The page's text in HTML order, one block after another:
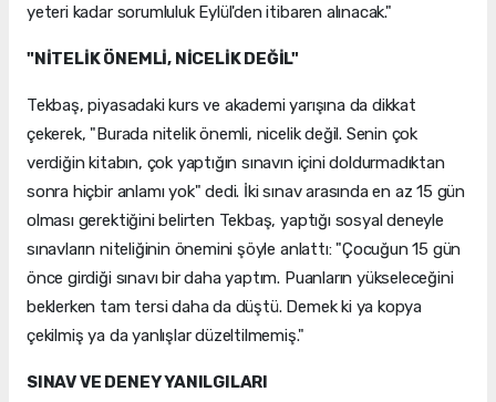
yeteri kadar sorumluluk Eylül'den itibaren alınacak."
"NİTELİK ÖNEMLİ, NİCELİK DEĞİL"
Tekbaş, piyasadaki kurs ve akademi yarışına da dikkat
çekerek, "Burada nitelik önemli, nicelik değil. Senin çok
verdiğin kitabın, çok yaptığın sınavın içini doldurmadıktan
sonra hiçbir anlamı yok" dedi. İki sınav arasında en az 15 gün
olması gerektiğini belirten Tekbaş, yaptığı sosyal deneyle
sınavların niteliğinin önemini şöyle anlattı: "Çocuğun 15 gün
önce girdiği sınavı bir daha yaptım. Puanların yükseleceğini
beklerken tam tersi daha da düştü. Demek ki ya kopya
çekilmiş ya da yanlışlar düzeltilmemiş."
SINAV VE DENEY YANILGILARI